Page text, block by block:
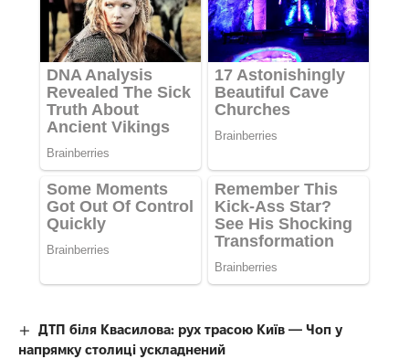
ДТП біля Квасилова: рух трасою Київ — Чоп у
напрямку столиці ускладнений